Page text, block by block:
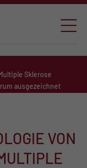
Sklerose
ausgezeichnet
VON